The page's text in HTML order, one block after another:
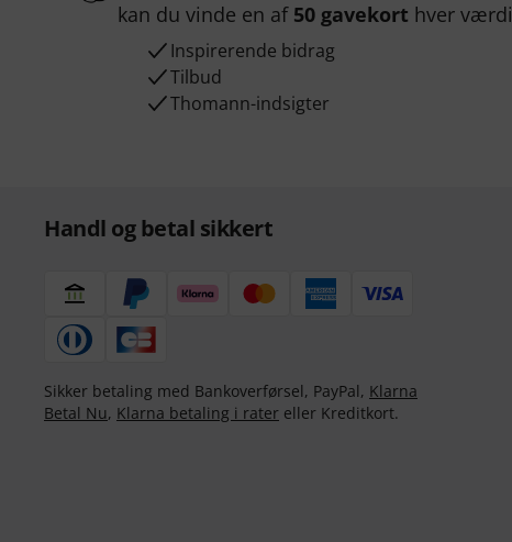
kan du vinde en af 50 gavekort hver værdi
Inspirerende bidrag
Tilbud
Thomann-indsigter
Handl og betal sikkert
Sikker betaling med Bankoverførsel, PayPal, Klarna
Betal Nu, Klarna betaling i rater eller Kreditkort.